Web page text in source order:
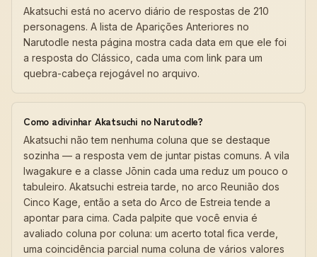
Akatsuchi está no acervo diário de respostas de 210
personagens. A lista de Aparições Anteriores no
Narutodle nesta página mostra cada data em que ele foi
a resposta do Clássico, cada uma com link para um
quebra-cabeça rejogável no arquivo.
Como adivinhar Akatsuchi no Narutodle?
Akatsuchi não tem nenhuma coluna que se destaque
sozinha — a resposta vem de juntar pistas comuns. A vila
Iwagakure e a classe Jōnin cada uma reduz um pouco o
tabuleiro. Akatsuchi estreia tarde, no arco Reunião dos
Cinco Kage, então a seta do Arco de Estreia tende a
apontar para cima. Cada palpite que você envia é
avaliado coluna por coluna: um acerto total fica verde,
uma coincidência parcial numa coluna de vários valores